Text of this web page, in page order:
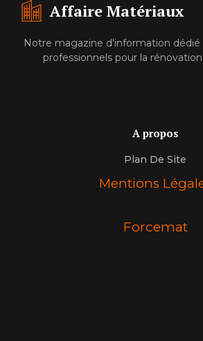
Affaire Matériaux
Notre magazine d'information dédié
professionnels pour la
A propos
Plan De Site
Mentions
Forcemat